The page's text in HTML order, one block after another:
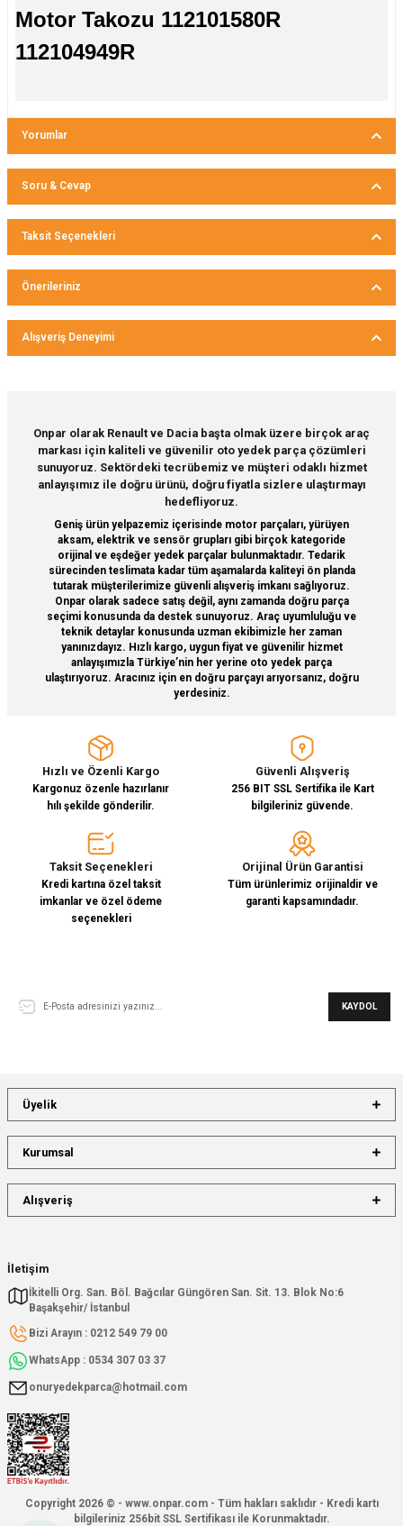
Motor Takozu 112101580R
112104949R
Yorumlar
Bu ürüne ilk yorumu siz yapın!
Soru & Cevap
Ürün hakkında henüz soru sorulmamış.
Taksit Seçenekleri
Önerileriniz
Bu ürünün fiyat bilgisi, resim, ürün açıklamalarında ve diğer
konularda yetersiz gördüğünüz noktaları öneri formunu
Ürün resmi kalitesiz, bozuk veya görüntülenemiyor.
Ürün açıklamasında eksik bilgiler bulunuyor.
Ürün bilgilerinde hatalar bulunuyor.
Ürün fiyatı diğer sitelerden daha pahalı.
Bu ürüne benzer farklı alternatifler olmalı.
Gönder
Alışveriş Deneyimi
Deneyimini Paylaş
Onpar olarak Renault ve Dacia başta olmak üzere birçok araç
markası için kaliteli ve güvenilir oto yedek parça çözümleri
sunuyoruz. Sektördeki tecrübemiz ve müşteri odaklı hizmet
anlayışımız ile doğru ürünü, doğru fiyatla sizlere ulaştırmayı
hedefliyoruz.
Geniş ürün yelpazemiz içerisinde motor parçaları, yürüyen
aksam, elektrik ve sensör grupları gibi birçok kategoride
orijinal ve eşdeğer yedek parçalar bulunmaktadır. Tedarik
sürecinden teslimata kadar tüm aşamalarda kaliteyi ön planda
tutarak müşterilerimize güvenli alışveriş imkanı sağlıyoruz.
Onpar olarak sadece satış değil, aynı zamanda doğru parça
seçimi konusunda da destek sunuyoruz. Araç uyumluluğu ve
teknik detaylar konusunda uzman ekibimizle her zaman
yanınızdayız. Hızlı kargo, uygun fiyat ve güvenilir hizmet
anlayışımızla Türkiye’nin her yerine oto yedek parça
ulaştırıyoruz. Aracınız için en doğru parçayı arıyorsanız, doğru
yerdesiniz.
Hızlı ve Özenli Kargo
Kargonuz özenle hazırlanır
hılı şekilde gönderilir.
Güvenli Alışveriş
256 BIT SSL Sertifika ile Kart
bilgileriniz güvende.
Taksit Seçenekleri
Kredi kartına özel taksit
imkanlar ve özel ödeme
seçenekleri
Orijinal Ürün Garantisi
Tüm ürünlerimiz orijinaldir ve
garanti kapsamındadır.
KAYDOL
İletişim
İkitelli Org. San. Böl. Bağcılar Güngören San. Sit. 13. Blok No:6
Başakşehir/ İstanbul
Bizi Arayın : 0212 549 79 00
WhatsApp : 0534 307 03 37
onuryedekparca@hotmail.com
Üyelik
Kurumsal
Alışveriş
Copyright 2026 © - www.onpar.com - Tüm hakları saklıdır - Kredi kartı
bilgileriniz 256bit SSL Sertifikası ile Korunmaktadır.